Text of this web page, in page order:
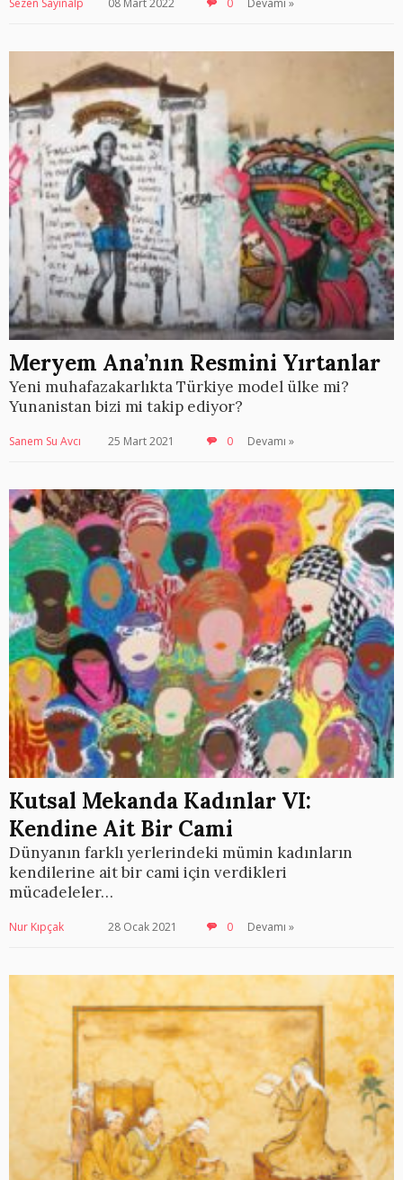
Sezen Sayınalp 08 Mart 2022 0 Devamı »
Meryem Ana’nın Resmini Yırtanlar
Yeni muhafazakarlıkta Türkiye model ülke mi?
Yunanistan bizi mi takip ediyor?
Sanem Su Avcı 25 Mart 2021 0 Devamı »
Kutsal Mekanda Kadınlar VI:
Kendine Ait Bir Cami
Dünyanın farklı yerlerindeki mümin kadınların
kendilerine ait bir cami için verdikleri
mücadeleler…
Nur Kıpçak 28 Ocak 2021 0 Devamı »